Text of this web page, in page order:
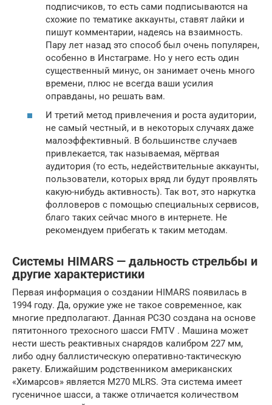
подписчиков, то есть сами подписываются на
схожие по тематике аккаунты, ставят лайки и
пишут комментарии, надеясь на взаимность.
Пару лет назад это способ был очень популярен,
особенно в Инстаграме. Но у него есть один
существенный минус, он занимает очень много
времени, плюс не всегда ваши усилия
оправданы, но решать вам.
И третий метод привлечения и роста аудитории,
не самый честный, и в некоторых случаях даже
малоэффективный. В большинстве случаев
привлекается, так называемая, мёртвая
аудитория (то есть, недействительные аккаунты,
пользователи, которых вряд ли будут проявлять
какую-нибудь активность). Так вот, это наркутка
фолловеров с помощью специальных сервисов,
благо таких сейчас много в интернете. Не
рекомендуем прибегать к таким методам.
Системы HIMARS — дальность стрельбы и
другие характеристики
Первая информация о создании HIMARS появилась в
1994 году. Да, оружие уже не такое современное, как
многие предполагают. Данная РСЗО создана на основе
пятитонного трехосного шасси FMTV . Машина может
нести шесть реактивных снарядов калибром 227 мм,
либо одну баллистическую оперативно-тактическую
ракету. Ближайшим родственником американских
«Химарсов» является M270 MLRS. Эта система имеет
гусеничное шасси, а также отличается количеством